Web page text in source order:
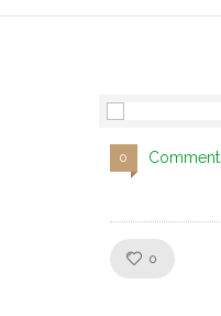
0
0